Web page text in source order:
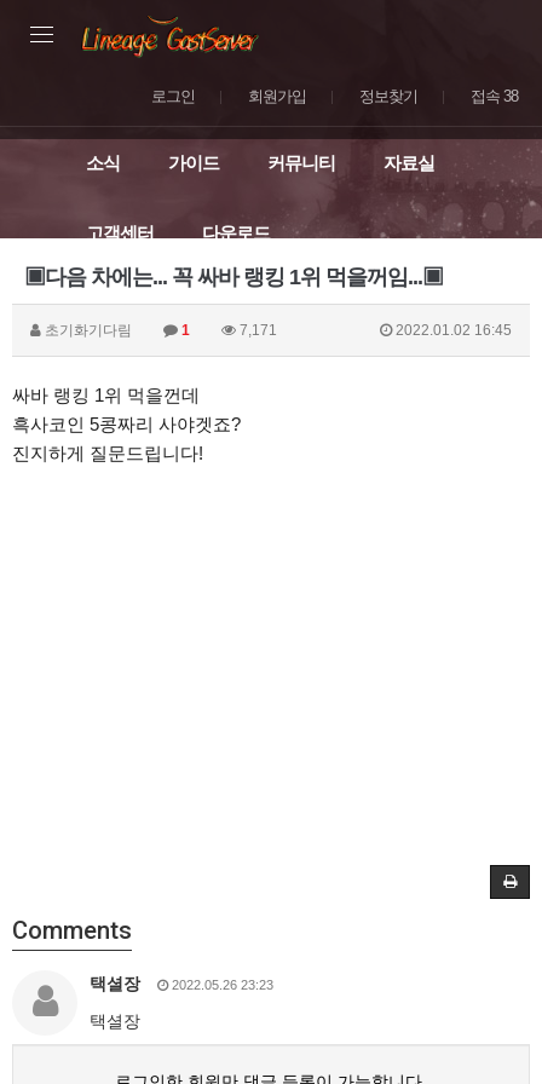
로그인 회원가입 정보찾기 접속 38
소식 가이드 커뮤니티 자료실
고객센터 다운로드
▣다음 차에는... 꼭 싸바 랭킹 1위 먹을꺼임...▣
초기화기다림 1 7,171 2022.01.02 16:45
싸바 랭킹 1위 먹을껀데
흑사코인 5콩짜리 사야겟죠?
진지하게 질문드립니다!
Comments
택셜장 2022.05.26 23:23
택셜장